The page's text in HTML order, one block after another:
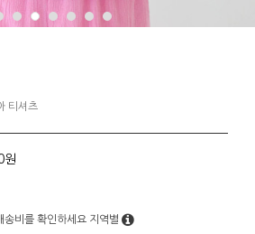
티셔츠
원
송비를 확인하세요 지역별